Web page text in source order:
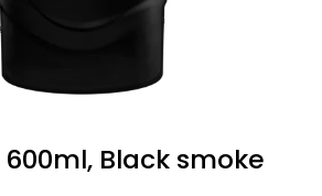
600ml, Black smoke